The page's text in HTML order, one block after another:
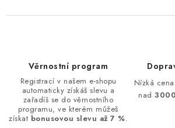
Věrnostní program
Registrací v našem e-shopu
automaticky získáš slevu a
zařadíš se do věrnostního
programu, ve kterém můžeš
získat bonusovou slevu až 7 %.
Nízká
nad